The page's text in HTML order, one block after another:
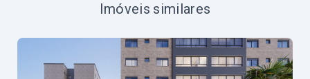
Imóveis similares